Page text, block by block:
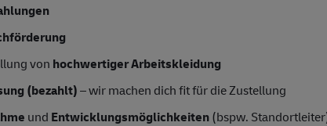
von hochwertiger Arbeitskleidung
(bezahlt)– wir machen dich fit für die Zustellung
und Entwicklungsmöglichkeiten(bspw.